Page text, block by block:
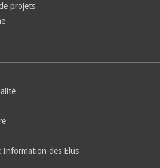
projets
Information des Elus